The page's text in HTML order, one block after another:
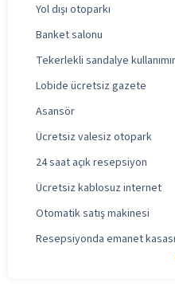
Yol dışı otoparkı
Banket salonu
Tekerlekli sandalye
Lobide ücretsiz gazete
Asansör
Ücretsiz valesiz otopark
24 saat açık resepsiyon
Ücretsiz kablosuz internet
Otomatik satış makinesi
Resepsiyonda emanet kasası